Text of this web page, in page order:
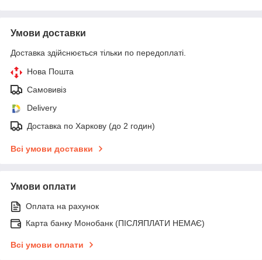
Умови доставки
Доставка здійснюється тільки по передоплаті.
Нова Пошта
Самовивіз
Delivery
Доставка по Харкову (до 2 годин)
Всі умови доставки
Умови оплати
Оплата на рахунок
Карта банку Монобанк (ПІСЛЯПЛАТИ НЕМАЄ)
Всі умови оплати